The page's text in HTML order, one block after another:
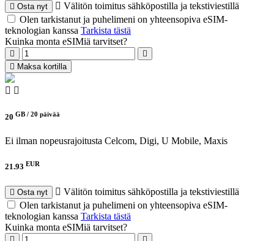
Osta nyt
Välitön toimitus sähköpostilla ja tekstiviestillä
Olen tarkistanut ja puhelimeni on yhteensopiva eSIM-
teknologian kanssa Tarkista tästä
Kuinka monta eSIMiä tarvitset?
Maksa kortilla
20 GB / 20 päivää
Ei ilman nopeusrajoitusta Celcom, Digi, U Mobile, Maxis
21.93 EUR
Osta nyt
Välitön toimitus sähköpostilla ja tekstiviestillä
Olen tarkistanut ja puhelimeni on yhteensopiva eSIM-
teknologian kanssa Tarkista tästä
Kuinka monta eSIMiä tarvitset?